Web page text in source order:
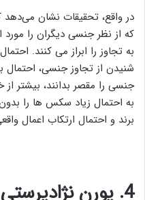
در واقع، تحقیقات نشان می‌دهد
که از نظر جنسی دیگران را مورد
به تجاوز را ابراز می کنند.
شنیدن از تجاوز جنسی، احتمال
جنسی را مقصر بدانند، بیشتر
به احتمال زیاد سکس ها را
برند و احتمال ارتکاب اعمال
4
. پورن